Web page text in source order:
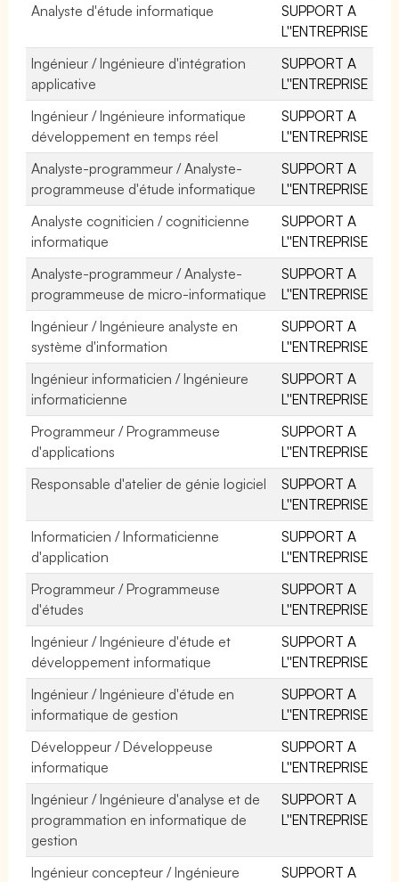
Analyste d'étude informatique
SUPPORT A
L''ENTREPRISE
Ingénieur / Ingénieure d'intégration
applicative
SUPPORT A
L''ENTREPRISE
Ingénieur / Ingénieure informatique
développement en temps réel
SUPPORT A
L''ENTREPRISE
Analyste-programmeur / Analyste-
programmeuse d'étude informatique
SUPPORT A
L''ENTREPRISE
Analyste cogniticien / cogniticienne
informatique
SUPPORT A
L''ENTREPRISE
Analyste-programmeur / Analyste-
programmeuse de micro-informatique
SUPPORT A
L''ENTREPRISE
Ingénieur / Ingénieure analyste en
système d'information
SUPPORT A
L''ENTREPRISE
Ingénieur informaticien / Ingénieure
informaticienne
SUPPORT A
L''ENTREPRISE
Programmeur / Programmeuse
d'applications
SUPPORT A
L''ENTREPRISE
Responsable d'atelier de génie logiciel
SUPPORT A
L''ENTREPRISE
Informaticien / Informaticienne
d'application
SUPPORT A
L''ENTREPRISE
Programmeur / Programmeuse
d'études
SUPPORT A
L''ENTREPRISE
Ingénieur / Ingénieure d'étude et
développement informatique
SUPPORT A
L''ENTREPRISE
Ingénieur / Ingénieure d'étude en
informatique de gestion
SUPPORT A
L''ENTREPRISE
Développeur / Développeuse
informatique
SUPPORT A
L''ENTREPRISE
Ingénieur / Ingénieure d'analyse et de
programmation en informatique de
gestion
SUPPORT A
L''ENTREPRISE
Ingénieur concepteur / Ingénieure
SUPPORT A